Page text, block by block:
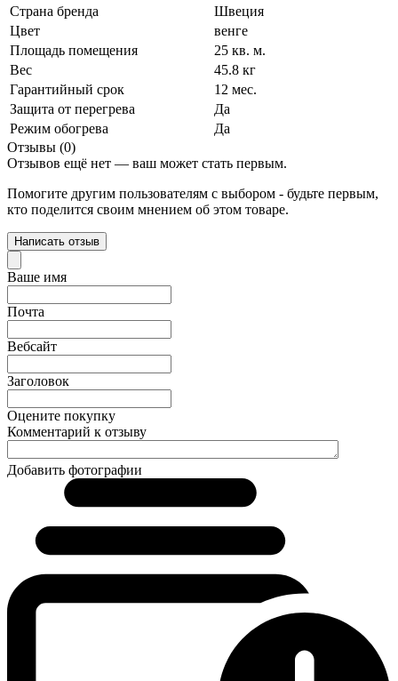
Страна бренда
Швеция
Цвет
венге
Площадь помещения
25 кв. м.
Вес
45.8 кг
Гарантийный срок
12 мес.
Защита от перегрева
Да
Режим обогрева
Да
Отзывы (0)
Отзывов ещё нет — ваш может стать первым.
Помогите другим пользователям с выбором - будьте первым,
кто поделится своим мнением об этом товаре.
Написать отзыв
Ваше имя
Почта
Вебсайт
Заголовок
Оцените покупку
Комментарий к отзыву
Добавить фотографии